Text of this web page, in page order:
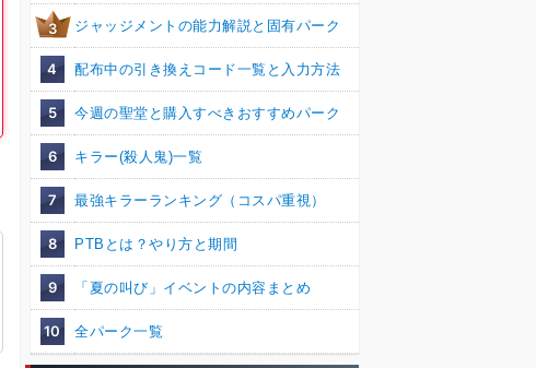
3 ジャッジメントの能力解説と固有パーク
4 配布中の引き換えコード一覧と入力方法
5 今週の聖堂と購入すべきおすすめパーク
6 キラー(殺人鬼)一覧
7 最強キラーランキング（コスパ重視）
8 PTBとは？やり方と期間
9 「夏の叫び」イベントの内容まとめ
10 全パーク一覧